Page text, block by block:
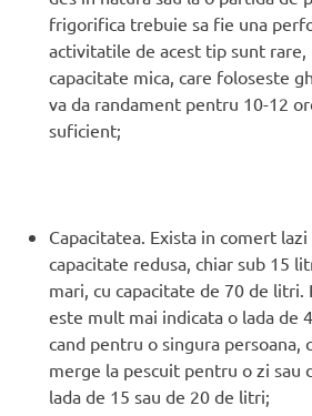
frigorifica trebuie sa fie una
activitatile de acest tip sunt rare,
capacitate mica, care foloseste
va da randament pentru 10-12
suficient;
Capacitatea. Exista in comert
capacitate redusa, chiar sub 15
mari, cu capacitate de 70 de
este mult mai indicata o lada de
cand pentru o singura persoana,
merge la pescuit pentru o zi sau
lada de 15 sau de 20 de litri;